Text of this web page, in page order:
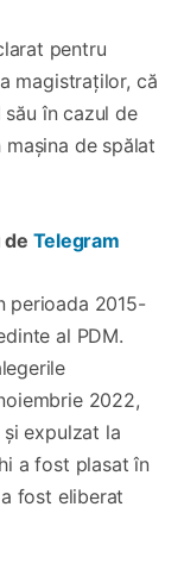
pentru
magistraților, că
în cazul de
mașina de spălat
de Telegram
perioada 2015-
al PDM.
2022,
expulzat la
a fost plasat în
fost eliberat